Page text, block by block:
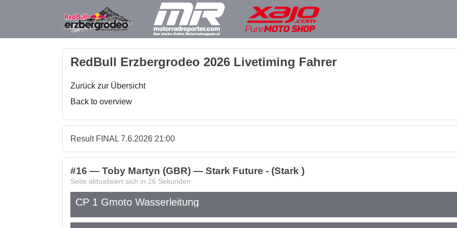
RedBull Erzbergrodeo 2026 Livetiming Fahrer
Zurück zur Übersicht
Back to overview
Result FINAL 7.6.2026 21:00
#16 — Toby Martyn (GBR) — Stark Future - (Stark )
Seite aktualisiert sich in 25 Sekunden
CP 1 Gmoto Wasserleitung